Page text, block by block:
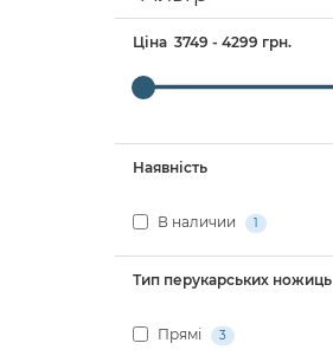
Ціна 3749 - 4299 грн.
Наявність
В наличии 1
Тип перукарських ножиць
Прямі 3